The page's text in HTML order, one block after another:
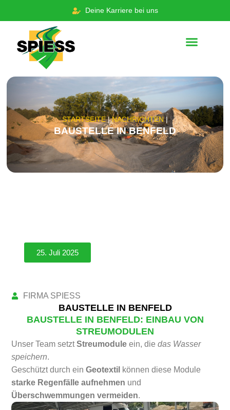
Deine Karriere bei uns
STARTSEITE|NACHRICHTEN|
BAUSTELLE IN BENFELD
BAUSTELLE
25. Juli 2025
FIRMA SPIESS
BAUSTELLE IN BENFELD
BAUSTELLE IN BENFELD: EINBAU VON
STREUMODULEN
Unser Team setztStreumodule ein, die das Wasser
speichern.
Geschützt durch ein Geotextil können diese Module
starke Regenfälle aufnehmen und
Überschwemmungen vermeiden.